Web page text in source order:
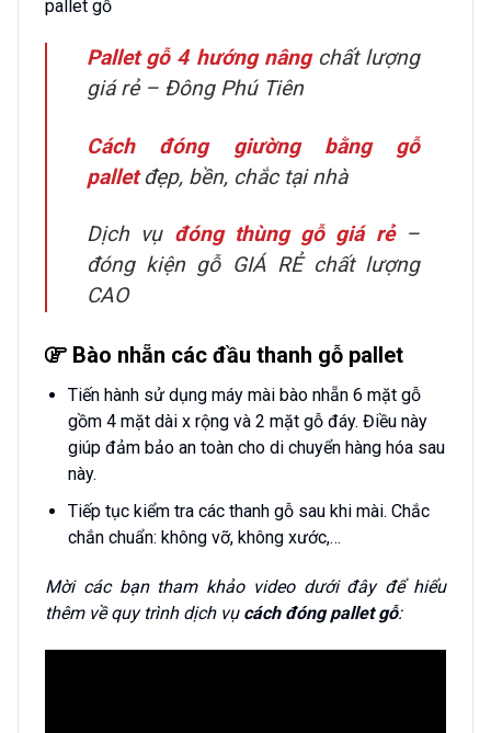
pallet gỗ
Pallet gỗ 4 hướng nângchất lượng
giá rẻ – Đông Phú Tiên
Cách đóng giường bằng gỗ
palletđẹp, bền, chắc tại nhà
Dịch vụ đóng thùng gỗ giá rẻ–
đóng kiện gỗ GIÁ RẺ chất lượng
CAO
Bào nhẵn các đầu thanh gỗ pallet
Tiến hành sử dụng máy mài bào nhẵn 6 mặt gỗ
gồm 4 mặt dài x rộng và 2 mặt gỗ đáy. Điều này
giúp đảm bảo an toàn cho di chuyển hàng hóa sau
này.
Tiếp tục kiểm tra các thanh gỗ sau khi mài. Chắc
chắn chuẩn: không vỡ, không xước,…
Mời các bạn tham khảo video dưới đây để hiểu
thêm về quy trình dịch vụ cách đóng pallet gỗ: